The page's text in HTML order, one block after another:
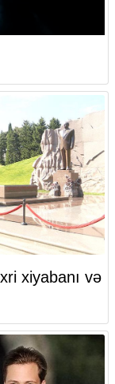
xiyabanı və